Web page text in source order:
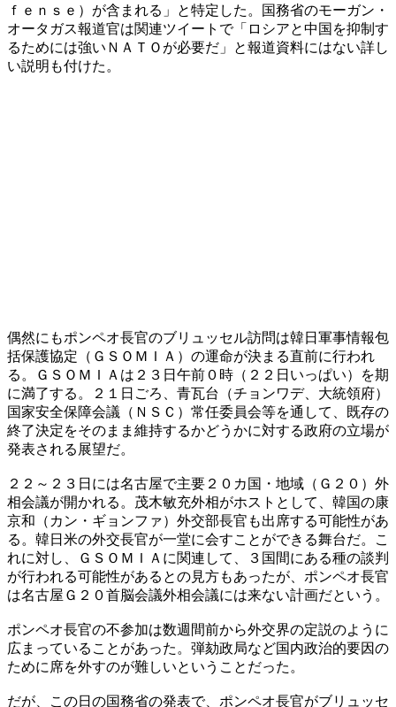
ｆｅｎｓｅ）が含まれる」と特定した。国務省のモーガン・
オータガス報道官は関連ツイートで「ロシアと中国を抑制す
るためには強いＮＡＴＯが必要だ」と報道資料にはない詳し
い説明も付けた。
偶然にもポンペオ長官のブリュッセル訪問は韓日軍事情報包
括保護協定（ＧＳＯＭＩＡ）の運命が決まる直前に行われ
る。ＧＳＯＭＩＡは２３日午前０時（２２日いっぱい）を期
に満了する。２１日ごろ、青瓦台（チョンワデ、大統領府）
国家安全保障会議（ＮＳＣ）常任委員会等を通して、既存の
終了決定をそのまま維持するかどうかに対する政府の立場が
発表される展望だ。
２２～２３日には名古屋で主要２０カ国・地域（Ｇ２０）外
相会議が開かれる。茂木敏充外相がホストとして、韓国の康
京和（カン・ギョンファ）外交部長官も出席する可能性があ
る。韓日米の外交長官が一堂に会すことができる舞台だ。こ
れに対し、ＧＳＯＭＩＡに関連して、３国間にある種の談判
が行われる可能性があるとの見方もあったが、ポンペオ長官
は名古屋Ｇ２０首脳会議外相会議には来ない計画だという。
ポンペオ長官の不参加は数週間前から外交界の定説のように
広まっていることがあった。弾劾政局など国内政治的要因の
ために席を外すのが難しいということだった。
だが、この日の国務省の発表で、ポンペオ長官がブリュッセ